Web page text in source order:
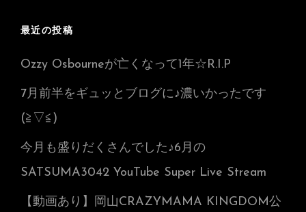
最近の投稿
Ozzy Osbourneが亡くなって1年☆R.I.P
7月前半をギュッとブログに♪濃いかったです
(≧▽≦)
今月も盛りだくさんでした♪6月の
SATSUMA3042 YouTube Super Live Stream
【動画あり】岡山CRAZYMAMA KINGDOM公